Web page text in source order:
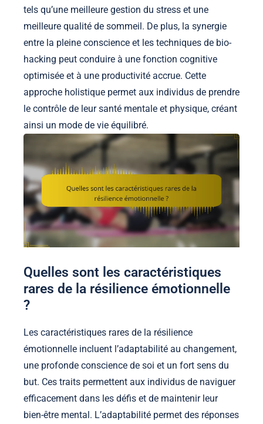
tels qu’une meilleure gestion du stress et une
meilleure qualité de sommeil. De plus, la synergie
entre la pleine conscience et les techniques de bio-
hacking peut conduire à une fonction cognitive
optimisée et à une productivité accrue. Cette
approche holistique permet aux individus de prendre
le contrôle de leur santé mentale et physique, créant
ainsi un mode de vie équilibré.
Quelles sont les caractéristiques
rares de la résilience émotionnelle
?
Les caractéristiques rares de la résilience
émotionnelle incluent l’adaptabilité au changement,
une profonde conscience de soi et un fort sens du
but. Ces traits permettent aux individus de naviguer
efficacement dans les défis et de maintenir leur
bien-être mental. L’adaptabilité permet des réponses